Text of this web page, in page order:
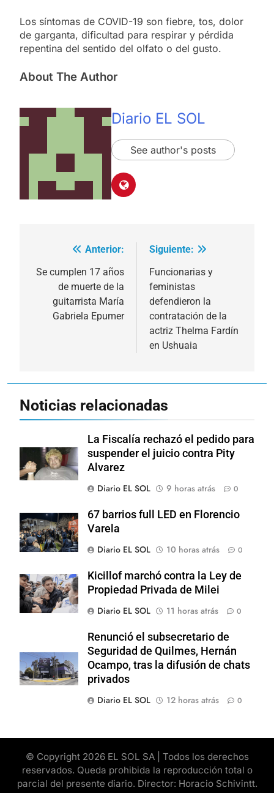
Los síntomas de COVID-19 son fiebre, tos, dolor
de garganta, dificultad para respirar y pérdida
repentina del sentido del olfato o del gusto.
About The Author
Diario EL SOL
See author's posts
Navegación
de
entradas
Anterior:
Se cumplen 17 años
de muerte de la
guitarrista María
Gabriela Epumer
Siguiente:
Funcionarias y
feministas
defendieron la
contratación de la
actriz Thelma Fardín
en Ushuaia
Noticias relacionadas
La Fiscalía rechazó el pedido para
suspender el juicio contra Pity
Alvarez
Diario EL SOL
9 horas atrás 0
67 barrios full LED en Florencio
Varela
Diario EL SOL
10 horas atrás 0
Kicillof marchó contra la Ley de
Propiedad Privada de Milei
Diario EL SOL
11 horas atrás 0
Renunció el subsecretario de
Seguridad de Quilmes, Hernán
Ocampo, tras la difusión de chats
privados
Diario EL SOL
12 horas atrás 0
© Copyright 2026 EL SOL SA | Todos los derechos
reservados. Queda prohibida la reproducción total o
parcial del presente diario. Director: Horacio Schivintt.